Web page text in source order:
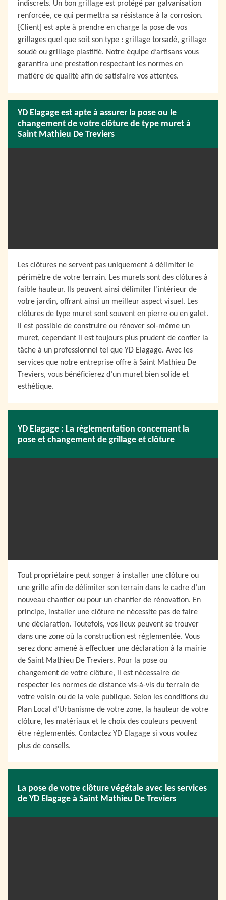
indiscrets. Un bon grillage est protégé par galvanisation
renforcée, ce qui permettra sa résistance à la corrosion.
{Client] est apte à prendre en charge la pose de vos
grillages quel que soit son type : grillage torsadé, grillage
soudé ou grillage plastifié. Notre équipe d’artisans vous
garantira une prestation respectant les normes en
matière de qualité afin de satisfaire vos attentes.
YD Elagage est apte à assurer la pose ou le
changement de votre clôture de type muret à
Saint Mathieu De Treviers
Les clôtures ne servent pas uniquement à délimiter le
périmètre de votre terrain. Les murets sont des clôtures à
faible hauteur. Ils peuvent ainsi délimiter l’intérieur de
votre jardin, offrant ainsi un meilleur aspect visuel. Les
clôtures de type muret sont souvent en pierre ou en galet.
Il est possible de construire ou rénover soi-même un
muret, cependant il est toujours plus prudent de confier la
tâche à un professionnel tel que YD Elagage. Avec les
services que notre entreprise offre à Saint Mathieu De
Treviers, vous bénéficierez d’un muret bien solide et
esthétique.
YD Elagage : La règlementation concernant la
pose et changement de grillage et clôture
Tout propriétaire peut songer à installer une clôture ou
une grille afin de délimiter son terrain dans le cadre d’un
nouveau chantier ou pour un chantier de rénovation. En
principe, installer une clôture ne nécessite pas de faire
une déclaration. Toutefois, vos lieux peuvent se trouver
dans une zone où la construction est réglementée. Vous
serez donc amené à effectuer une déclaration à la mairie
de Saint Mathieu De Treviers. Pour la pose ou
changement de votre clôture, il est nécessaire de
respecter les normes de distance vis-à-vis du terrain de
votre voisin ou de la voie publique. Selon les conditions du
Plan Local d’Urbanisme de votre zone, la hauteur de votre
clôture, les matériaux et le choix des couleurs peuvent
être réglementés. Contactez YD Elagage si vous voulez
plus de conseils.
La pose de votre clôture végétale avec les services
de YD Elagage à Saint Mathieu De Treviers